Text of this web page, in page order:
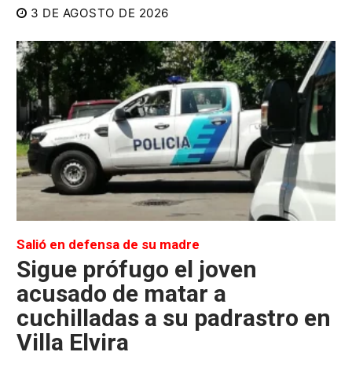
3 DE AGOSTO DE 2026
Salió en defensa de su madre
Sigue prófugo el joven
acusado de matar a
cuchilladas a su padrastro en
Villa Elvira